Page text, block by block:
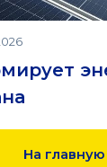
На главную